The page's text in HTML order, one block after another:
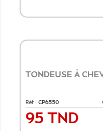
TONDEUSE À
Réf : CP6550
Prix
95 TND